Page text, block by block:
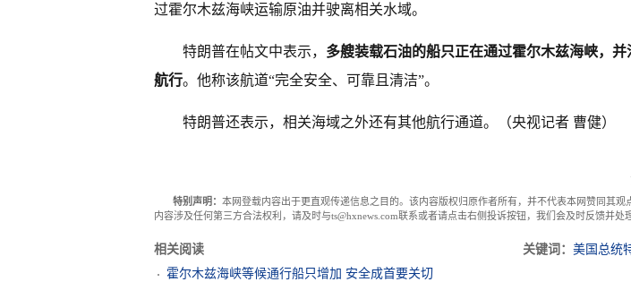
过霍尔木兹海峡运输原油并驶离相关水域。
特朗普在帖文中表示， 多艘装载石油的船只正在通过霍尔木兹海峡，并
航行。他称该航道“完全安全、可靠且清洁”。
特朗普还表示，相关海域之外还有其他航行通道。（央视记者 曹健）
特别声明： 本网登载内容出于更直观传递信息之目的。该内容版权归原作者所有，并不代表本网赞同其观
内容涉及任何第三方合法权利，请及时与ts@hxnews.com联系或者请点击右侧投诉按钮，我们会及时反馈并处
相关阅读 关键词： 美国总统
霍尔木兹海峡等候通行船只增加 安全成首要关切